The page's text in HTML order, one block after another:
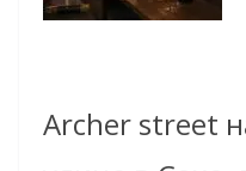
Archer street